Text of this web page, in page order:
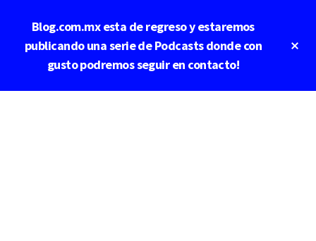
contenido
Blog.com.mx esta de regreso y estaremos
publicando una serie de Podcasts donde con
gusto podremos seguir en contacto!